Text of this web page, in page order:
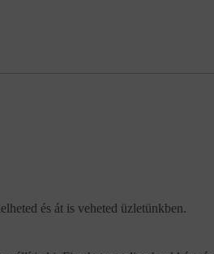
és át is veheted üzletünkben.